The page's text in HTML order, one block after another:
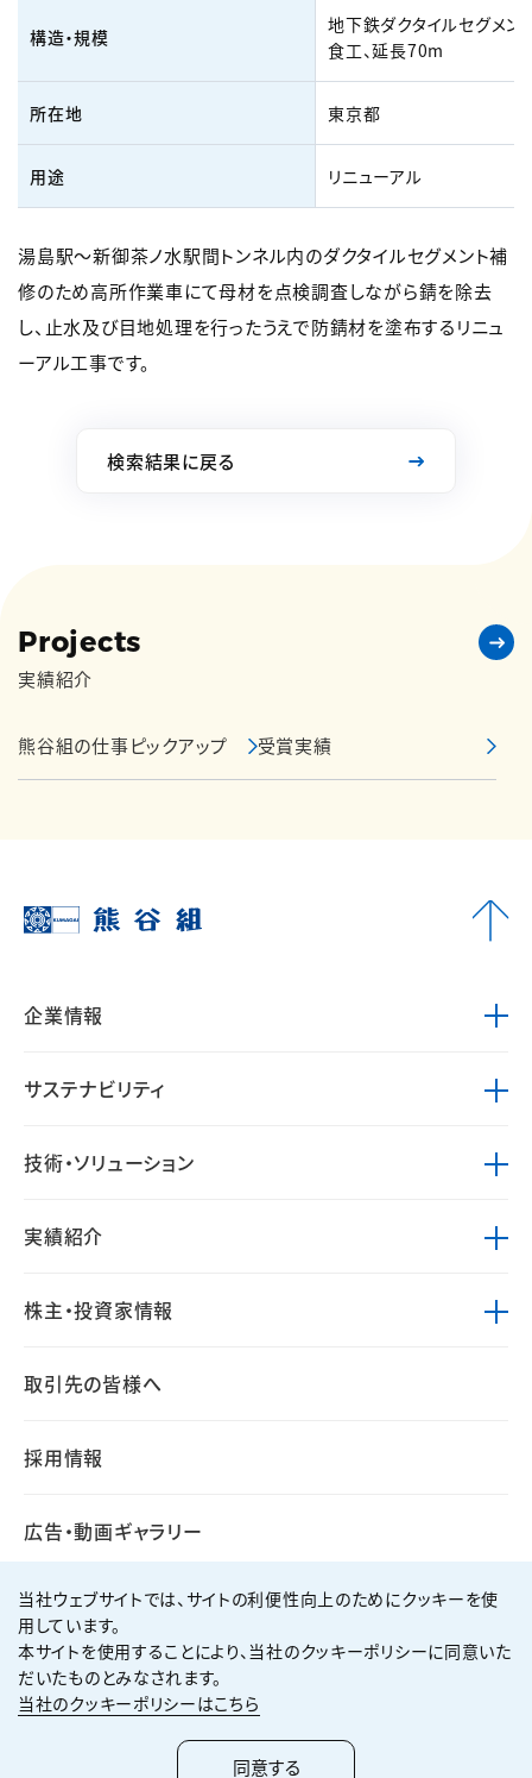
構造・規模
地下鉄ダクタイルセグメン
食工、延長70m
所在地 東京都
用途 リニューアル
湯島駅～新御茶ノ水駅間トンネル内のダクタイルセグメント補
修のため高所作業車にて母材を点検調査しながら錆を除去
し、止水及び目地処理を行ったうえで防錆材を塗布するリニュ
ーアル工事です。
検索結果に戻る
Projects
実績紹介
熊谷組の仕事ピックアップ 受賞実績
企業情報
サステナビリティ
技術・ソリューション
実績紹介
株主・投資家情報
取引先の皆様へ
採用情報
広告・動画ギャラリー
個人情報保護方針
サイト利用規約
サイトマップ
2026KUMAGAI GUMI CO.,LTD All Rights Reserved.
当社ウェブサイトでは、サイトの利便性向上のためにクッキーを使
用しています。
本サイトを使用することにより、当社のクッキーポリシーに同意いた
だいたものとみなされます。
当社のクッキーポリシーはこちら
同意する